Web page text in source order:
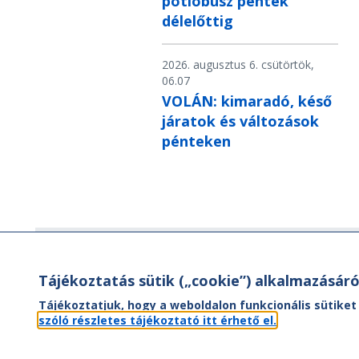
délelőttig
2026. augusztus 6. csütörtök,
06.07
VOLÁN: kimaradó, késő
járatok és változások
pénteken
Hírlevelünk segítségével értesülhet
aktuális híreinkről, utazási
valamint az Önt érintő
Tájékoztatás sütik („cookie”)
Tájékoztatjuk, hogy a weboldalon funkcionális
szóló részletes tájékoztató itt érhető el.